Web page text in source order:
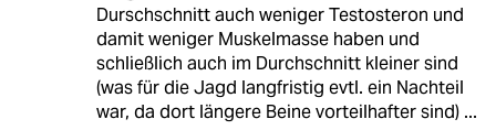
Durschschnitt auch weniger Testosteron und
damit weniger Muskelmasse haben und
schließlich auch im Durchschnitt kleiner sind
(was für die Jagd langfristig evtl. ein Nachteil
war, da dort längere Beine vorteilhafter sind) ...